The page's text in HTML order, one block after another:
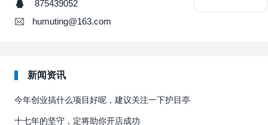
875439052
humuting@163.com
新闻资讯
今年创业搞什么项目好呢，建议关注一下护目亭
十七年的坚守，定将助你开店成功